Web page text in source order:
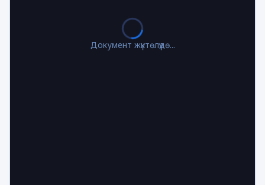
Документ жүктөлүүдө...